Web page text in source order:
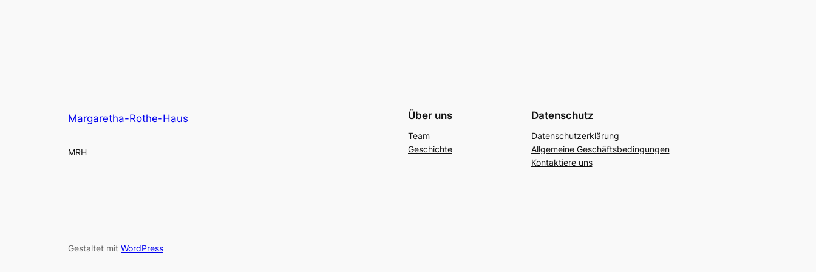
Margaretha-Rothe-Haus
MRH
Über uns
Team
Geschichte
Datenschutz
Datenschutzerklärung
Allgemeine Geschäftsbedingungen
Kontaktiere uns
Gestaltet mit WordPress